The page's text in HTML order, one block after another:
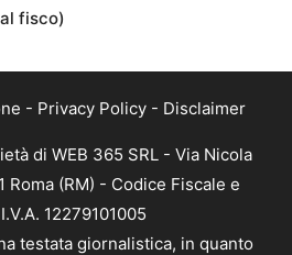
fisco)
- Privacy Policy - Disclaimer
di WEB 365 SRL - Via Nicola
Roma (RM) - Codice Fiscale e
12279101005
testata giornalistica, in quanto